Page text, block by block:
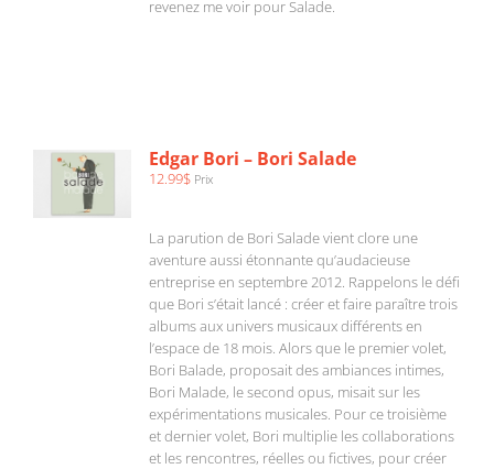
revenez me voir pour Salade.
DÉTAILS
Edgar Bori – Bori Salade
12.99$ Prix
La parution de Bori Salade vient clore une
aventure aussi étonnante qu’audacieuse
entreprise en septembre 2012. Rappelons le défi
que Bori s’était lancé : créer et faire paraître trois
albums aux univers musicaux différents en
l’espace de 18 mois. Alors que le premier volet,
Bori Balade, proposait des ambiances intimes,
Bori Malade, le second opus, misait sur les
expérimentations musicales. Pour ce troisième
et dernier volet, Bori multiplie les collaborations
et les rencontres, réelles ou fictives, pour créer